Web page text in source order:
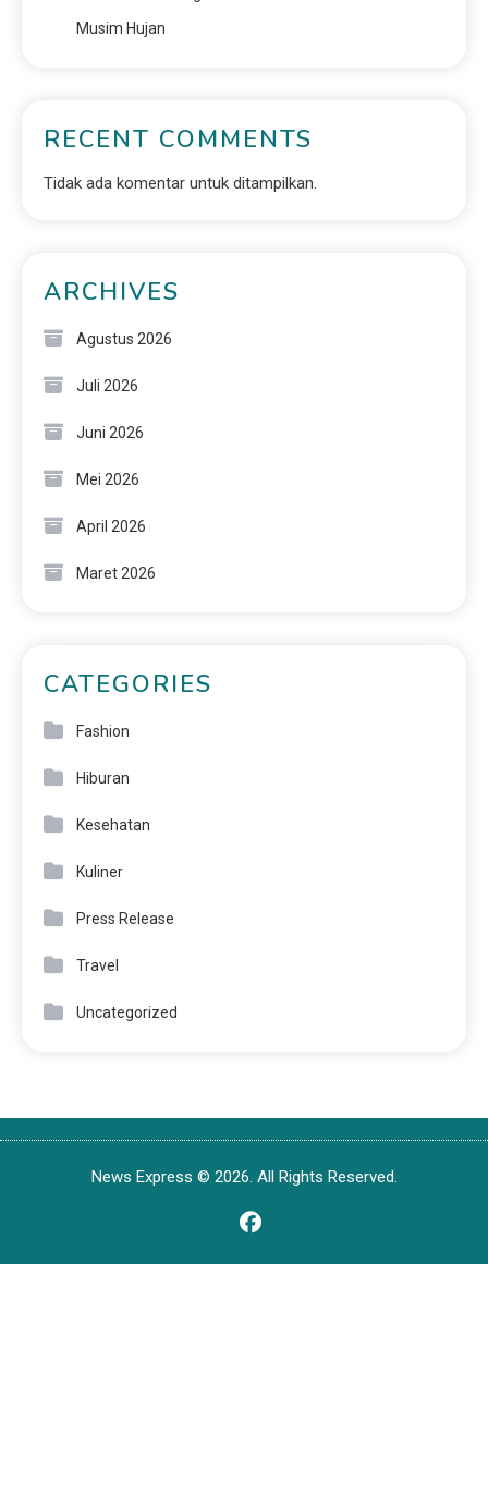
Musim Hujan
RECENT COMMENTS
Tidak ada komentar untuk ditampilkan.
ARCHIVES
Agustus 2026
Juli 2026
Juni 2026
Mei 2026
April 2026
Maret 2026
CATEGORIES
Fashion
Hiburan
Kesehatan
Kuliner
Press Release
Travel
Uncategorized
News Express © 2026. All Rights Reserved.